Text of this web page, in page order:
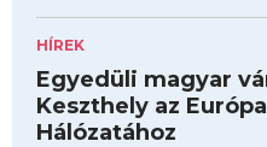
HÍREK
Egyedüli magyar
Keszthely az
Hálózatához